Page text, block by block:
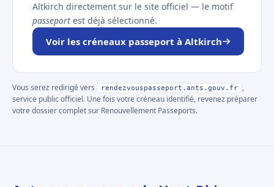
Altkirch directement sur le site officiel — le motif
passeport est déjà sélectionné.
Voir les créneaux passeport à Altkirch
Vous serez redirigé vers rendezvouspasseport.ants.gouv.fr
,
service public officiel. Une fois votre créneau identifié, revenez préparer
votre dossier complet sur Renouvellement Passeports.